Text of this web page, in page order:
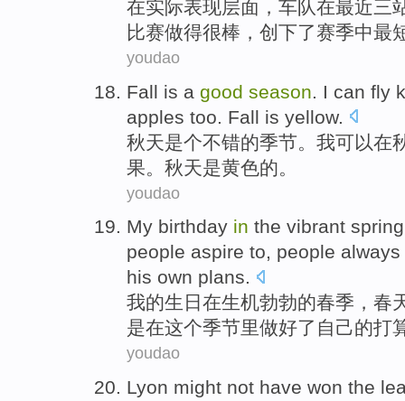
在实际表现层面， 车队在最近三
比赛做得很棒， 创下了赛季中最
youdao
Fall is a good season I can fly
apples too . Fall is yellow.
秋天是个不错的季节 。 我可以在
果。秋天是黄色的。
youdao
My birthday in the vibrant spring
people aspire to, people always
his own plans.
我的生日 在生机勃勃的春季 ， 春
是在这个季节里做好了 自己的打
youdao
Lyon might not have won the